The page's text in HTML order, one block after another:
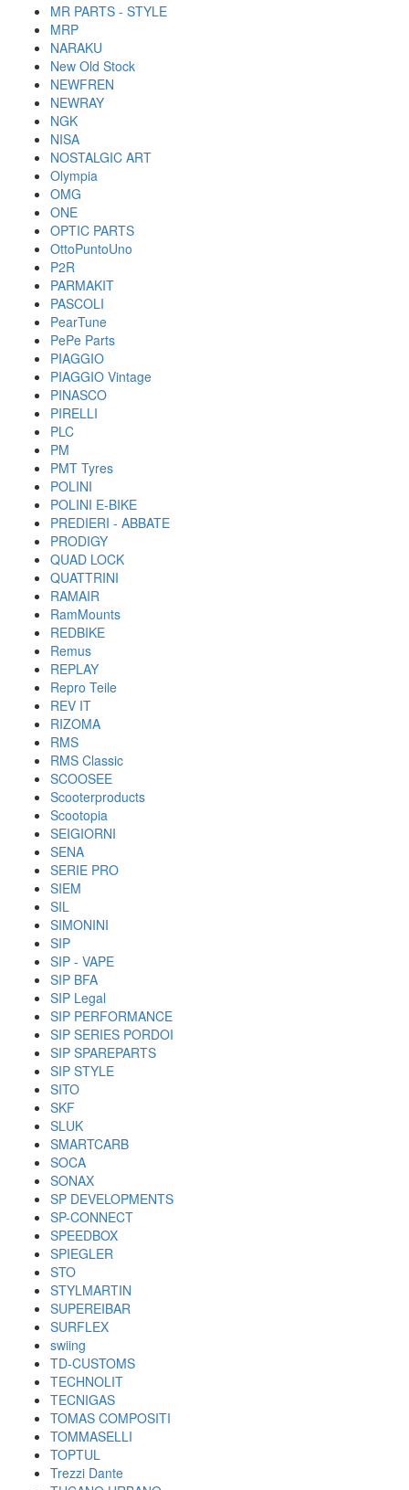
MR PARTS - STYLE
MRP
NARAKU
New Old Stock
NEWFREN
NEWRAY
NGK
NISA
NOSTALGIC ART
Olympia
OMG
ONE
OPTIC PARTS
OttoPuntoUno
P2R
PARMAKIT
PASCOLI
PearTune
PePe Parts
PIAGGIO
PIAGGIO Vintage
PINASCO
PIRELLI
PLC
PM
PMT Tyres
POLINI
POLINI E-BIKE
PREDIERI - ABBATE
PRODIGY
QUAD LOCK
QUATTRINI
RAMAIR
RamMounts
REDBIKE
Remus
REPLAY
Repro Teile
REV IT
RIZOMA
RMS
RMS Classic
SCOOSEE
Scooterproducts
Scootopia
SEIGIORNI
SENA
SERIE PRO
SIEM
SIL
SIMONINI
SIP
SIP - VAPE
SIP BFA
SIP Legal
SIP PERFORMANCE
SIP SERIES PORDOI
SIP SPAREPARTS
SIP STYLE
SITO
SKF
SLUK
SMARTCARB
SOCA
SONAX
SP DEVELOPMENTS
SP-CONNECT
SPEEDBOX
SPIEGLER
STO
STYLMARTIN
SUPEREIBAR
SURFLEX
swiing
TD-CUSTOMS
TECHNOLIT
TECNIGAS
TOMAS COMPOSITI
TOMMASELLI
TOPTUL
Trezzi Dante